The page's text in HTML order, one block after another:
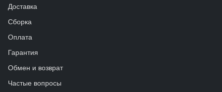
Доставка
Сборка
Оплата
Гарантия
Обмен и возврат
Частые вопросы